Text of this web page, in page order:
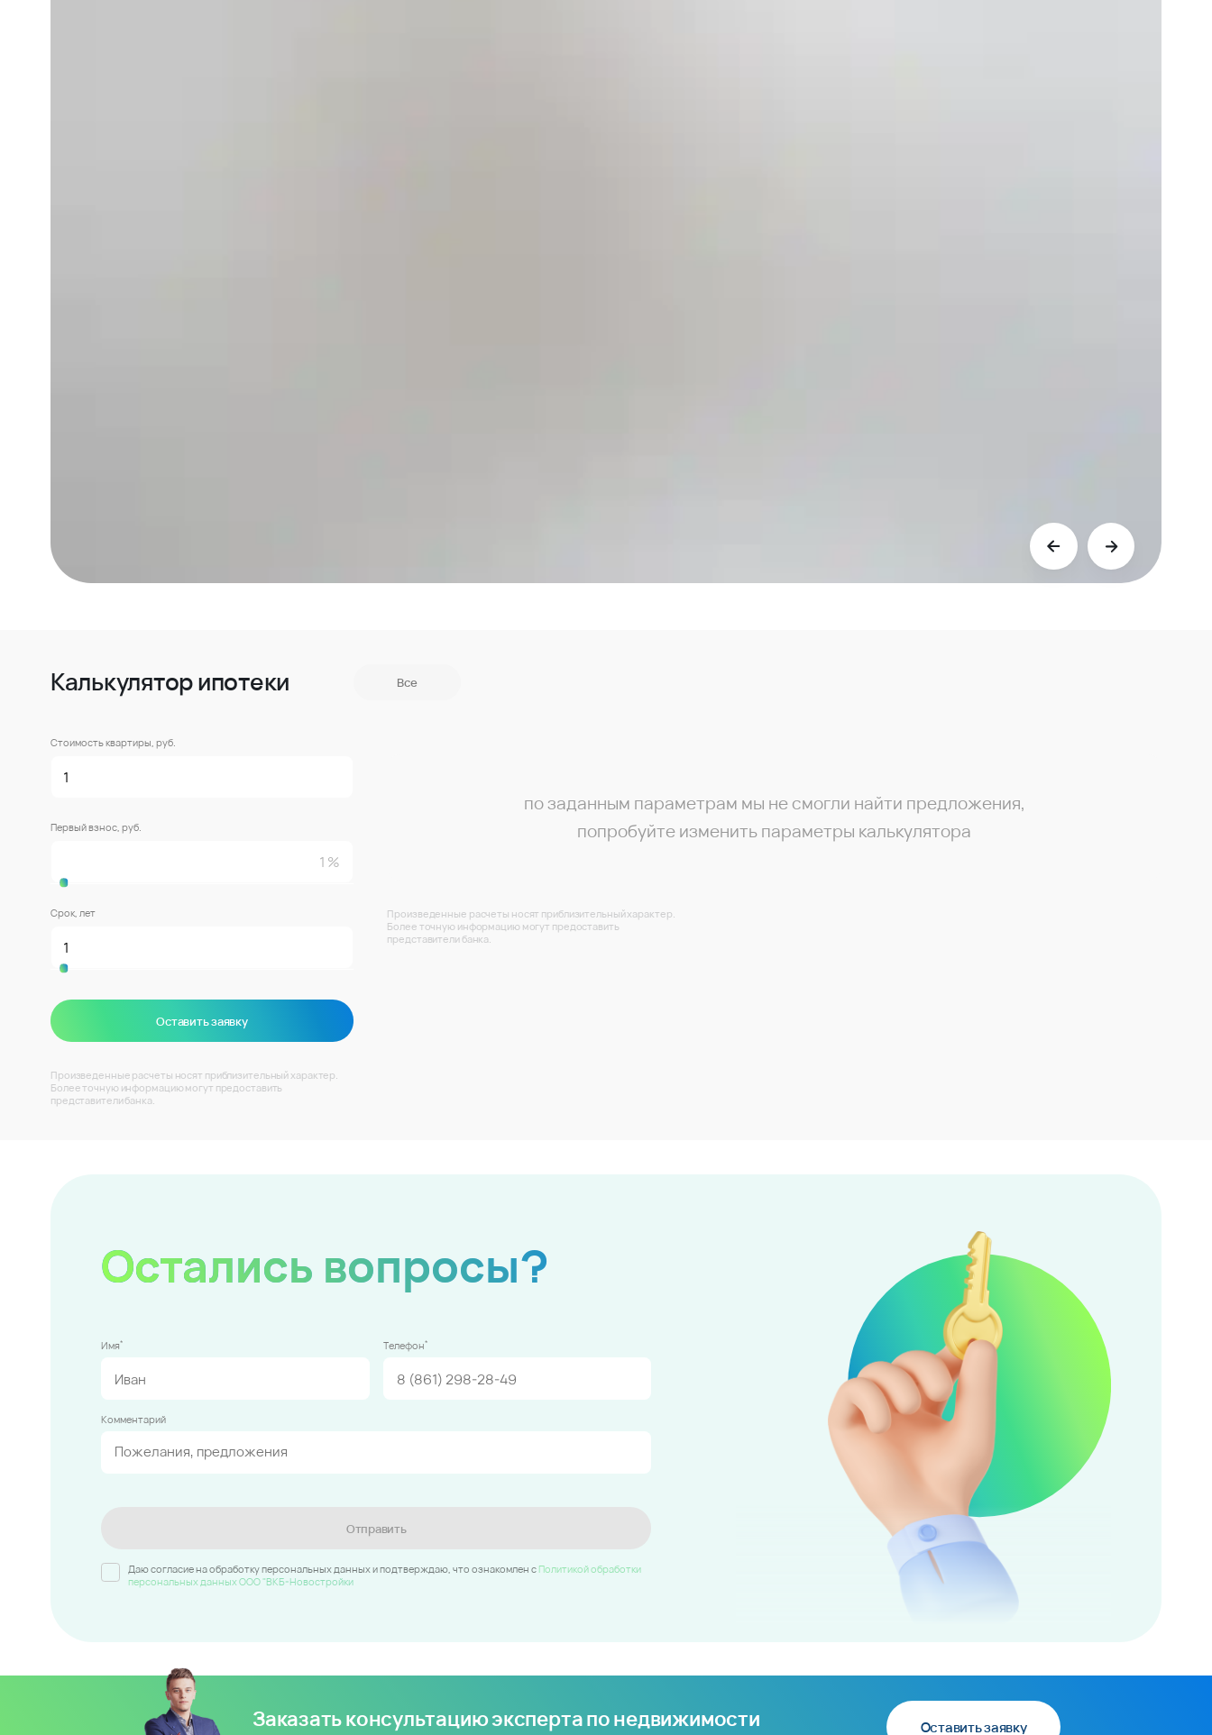
Калькулятор ипотеки Все
Стоимость квартиры, руб.
Первый взнос, руб.
Срок, лет
Оставить заявку
Произведенные расчеты носят приблизительный характер.
Более точную информацию могут предоставить
представители банка.
по заданным параметрам мы не смогли найти предложения,
попробуйте изменить параметры калькулятора
Произведенные расчеты носят приблизительный характер.
Более точную информацию могут предоставить
представители банка.
Остались вопросы?
Имя* Телефон*
Комментарий
Отправить
Даю согласие на обработку персональных данных и подтверждаю, что ознакомлен c Политикой обработки
персональных данных ООО "ВКБ-Новостройки
Заказать консультацию эксперта по недвижимости Оставить заявку